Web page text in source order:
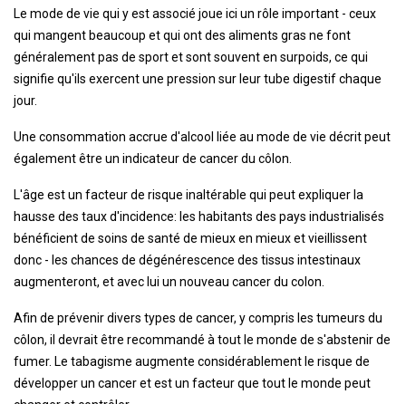
Le mode de vie qui y est associé joue ici un rôle important - ceux
qui mangent beaucoup et qui ont des aliments gras ne font
généralement pas de sport et sont souvent en surpoids, ce qui
signifie qu'ils exercent une pression sur leur tube digestif chaque
jour.
Une consommation accrue d'alcool liée au mode de vie décrit peut
également être un indicateur de cancer du côlon.
L'âge est un facteur de risque inaltérable qui peut expliquer la
hausse des taux d'incidence: les habitants des pays industrialisés
bénéficient de soins de santé de mieux en mieux et vieillissent
donc - les chances de dégénérescence des tissus intestinaux
augmenteront, et avec lui un nouveau cancer du colon.
Afin de prévenir divers types de cancer, y compris les tumeurs du
côlon, il devrait être recommandé à tout le monde de s'abstenir de
fumer. Le tabagisme augmente considérablement le risque de
développer un cancer et est un facteur que tout le monde peut